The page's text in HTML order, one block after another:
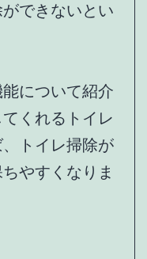
できないとい
について紹介
くれるトイレ
トイレ掃除が
やすくなりま